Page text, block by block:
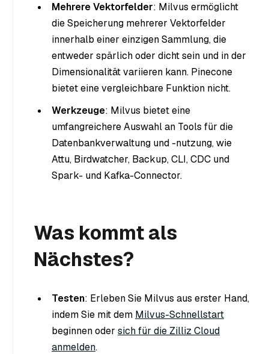
Mehrere Vektorfelder: Milvus ermöglicht
die Speicherung mehrerer Vektorfelder
innerhalb einer einzigen Sammlung, die
entweder spärlich oder dicht sein und in der
Dimensionalität variieren kann. Pinecone
bietet eine vergleichbare Funktion nicht.
Werkzeuge: Milvus bietet eine
umfangreichere Auswahl an Tools für die
Datenbankverwaltung und -nutzung, wie
Attu, Birdwatcher, Backup, CLI, CDC und
Spark- und Kafka-Connector.
Was kommt als
Nächstes?
Testen: Erleben Sie Milvus aus erster Hand,
indem Sie mit dem Milvus-Schnellstart
beginnen oder sich für die Zilliz Cloud
anmelden.